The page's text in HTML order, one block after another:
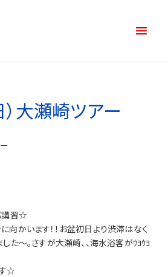
大瀬崎ツアー
講習☆
向かいます！！お盆初日より渋滞はなく
た～。さすが大瀬崎、、海水浴客がｳﾖｳﾖ
す☆